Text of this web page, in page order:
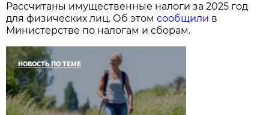
Рассчитаны имущественные налоги за 2025 год
для физических лиц. Об этомсообщили в
Министерстве по налогам и сборам.
НОВОСТЬ ПО ТЕМЕ